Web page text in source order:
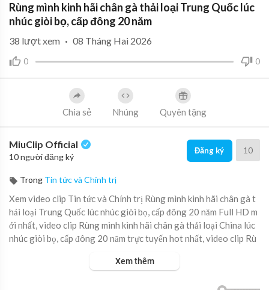
Rùng mình kinh hãi chân gà thải loại Trung Quốc lúc
nhúc giòi bọ, cấp đông 20 năm
0 0
38 lượt xem · 08 Tháng Hai 2026
Chia sẻ Nhúng Quyên tặng
MiuClip Official
10 người đăng ký
Đăng ký 10
Trong Tin tức và Chính trị
Xem video clip Tin tức và Chính trị Rùng mình kinh hãi chân gà t
hải loại Trung Quốc lúc nhúc giòi bọ, cấp đông 20 năm Full HD m
ới nhất, video clip Rùng mình kinh hãi chân gà thải loại China lúc
nhúc giòi bọ, cấp đông 20 năm trực tuyến hot nhất, video clip Rù
Xem thêm